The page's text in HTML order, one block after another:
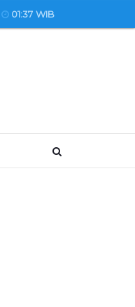
01:37 WIB